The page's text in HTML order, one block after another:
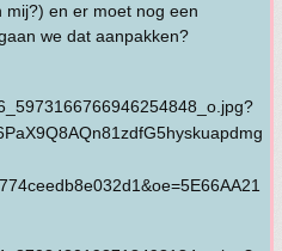
mij?) en er moet nog een
we dat aanpakken?